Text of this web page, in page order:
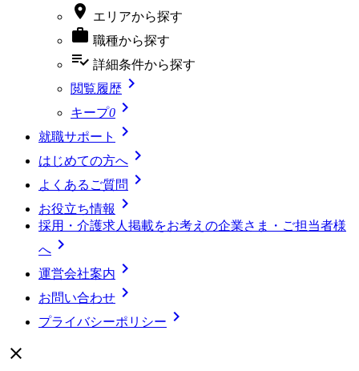
 エリアから探す
 職種から探す
playlist_add_check 詳細条件から探す
閲覧履歴 
キープ0 
就職サポート 
はじめての方へ 
よくあるご質問 
お役立ち情報 
採用・介護求人掲載をお考えの企業さま・ご担当者様
へ 
運営会社案内 
お問い合わせ 
プライバシーポリシー 
